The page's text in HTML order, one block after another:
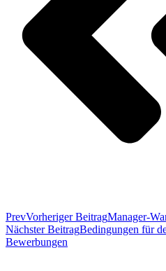
PrevVorheriger BeitragManager-
Nächster BeitragBedingungen für
Bewerbungen